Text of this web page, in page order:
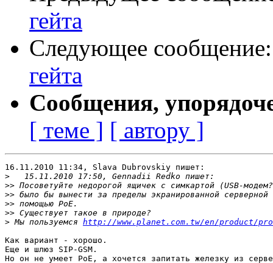
гейта
Следующее
гейта
Сообщения,
[ теме ] [ автору ]
16.11.2010 11:34, Slava Dubrovskiy пишет:
>
>>
>>
>>
>>
> Мы пользуемся http://www.planet.com.tw/en/product/
Как вариант - хорошо.
Еще и шлюз SIP-GSM.
Но он не умеет PoE, а хочется запитать железку из